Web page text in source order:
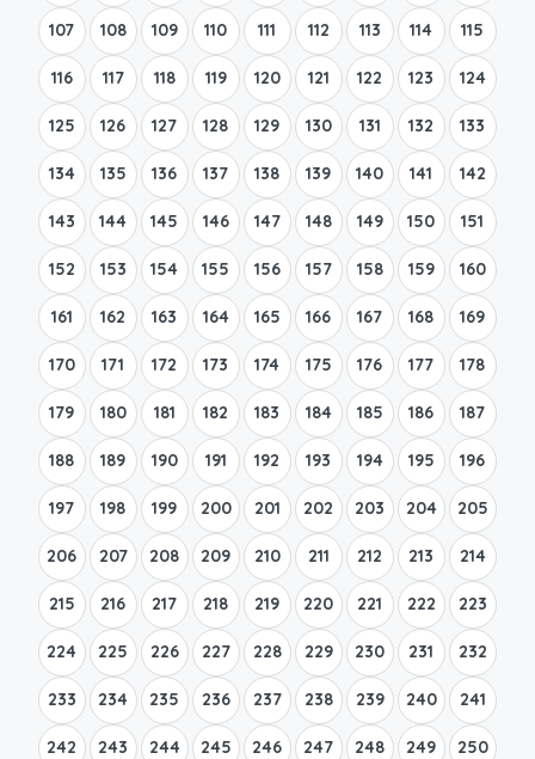
107 108 109 110 111 112 113 114 115
116 117 118 119 120 121 122 123 124
125 126 127 128 129 130 131 132 133
134 135 136 137 138 139 140 141 142
143 144 145 146 147 148 149 150 151
152 153 154 155 156 157 158 159 160
161 162 163 164 165 166 167 168 169
170 171 172 173 174 175 176 177 178
179 180 181 182 183 184 185 186 187
188 189 190 191 192 193 194 195 196
197 198 199 200 201 202 203 204 205
206 207 208 209 210 211 212 213 214
215 216 217 218 219 220 221 222 223
224 225 226 227 228 229 230 231 232
233 234 235 236 237 238 239 240 241
242 243 244 245 246 247 248 249 250